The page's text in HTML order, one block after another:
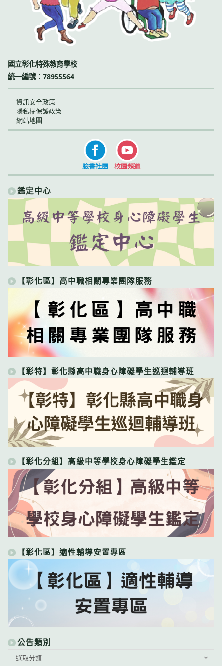
國立彰化特殊教育學校
統一編號：78955564
資訊安全政策
隱私權保護政策
網站地圖
臉書社團 校園頻道
鑑定中心
【彰化區】高中職相關專業團隊服務
【彰特】彰化縣高中職身心障礙學生巡迴輔導班
【彰化分組】高級中等學校身心障礙學生鑑定
【彰化區】適性輔導安置專區
公告類別
選取分類